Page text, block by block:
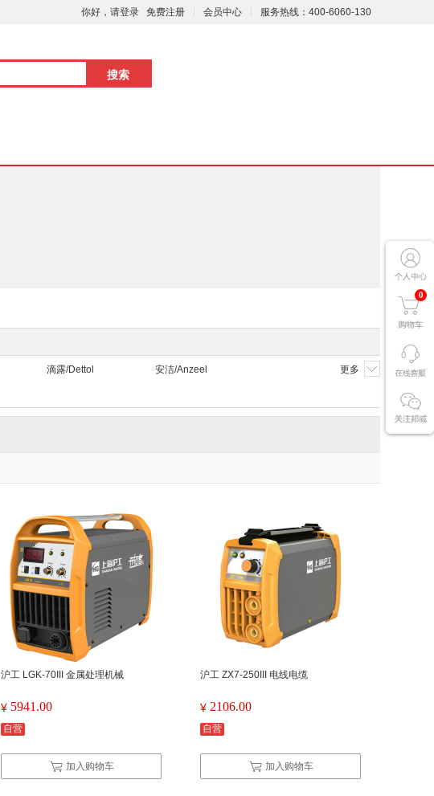
你好，请登录 免费注册 会员中心 服务热线：400-6060-130
0
滴露/Dettol 安洁/Anzeel 更多
沪工 LGK-70III 金属处理机械
¥ 5941.00
自营
加入购物车
沪工 ZX7-250III 电线电缆
¥ 2106.00
自营
加入购物车